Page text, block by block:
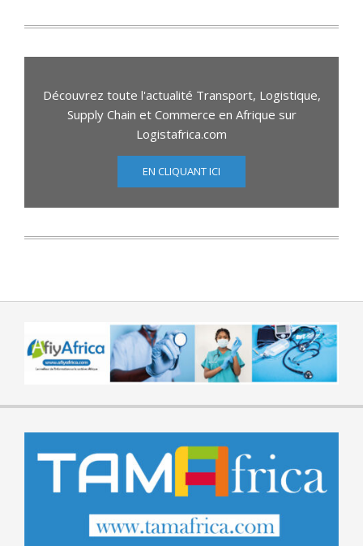
Découvrez toute l'actualité Transport, Logistique,
Supply Chain et Commerce en Afrique sur
Logistafrica.com
EN CLIQUANT ICI